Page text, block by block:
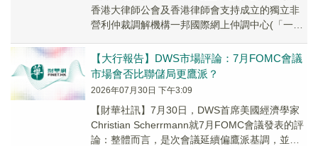
香港大律師公會及香港律師會支持成立的獨立非
營利仲裁調解機構一邦國際網上仲調中心(「一
【大行報告】DWS市場評論：7月FOMC會議
市場會否比聯儲局更鷹派？
2026年07月30日 下午3:09
【財華社訊】7月30日，DWS首席美國經濟學家
Christian Scherrmann就7月FOMC會議發表的評
論：整體而言，是次會議延續偏鷹派基調，並為